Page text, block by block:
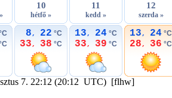
10
hétfő »
8, 22 °C
33, 38 °C
11
kedd »
13, 24 °C
33, 39 °C
12
szerda »
13, 24 °C
28, 36 °C
7. 22:12 (20:12 UTC) [flhw]